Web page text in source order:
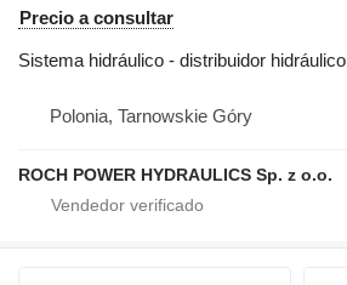
Precio a consultar
Sistema hidráulico - distribuidor hidráulico
Polonia, Tarnowskie Góry
ROCH POWER HYDRAULICS Sp. z o.o.